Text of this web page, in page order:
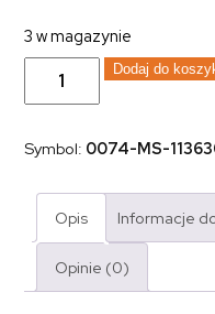
3 w magazynie
ilość
Komplet
do
Dark:
kolonialne
drewno
palisander
indyjski
140x200
cm
Dodaj do
Symbol: 0074-MS-
Opis Informacje
Opinie (0)